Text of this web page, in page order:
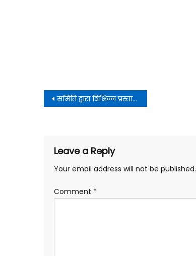
Post
navigation
समिति द्वारा विभिन्न प्रस्तावों को संस्तुति प्रदान की
Leave a Reply
Your email address will not be published.
Comment *